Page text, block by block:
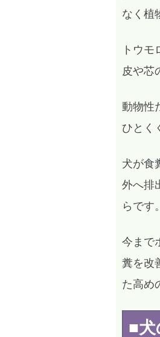
なく植
トウ
皮や芯
動物性
ひとく
犬が食
外へ排
らです。
今まで
糞を改
た高め
■犬